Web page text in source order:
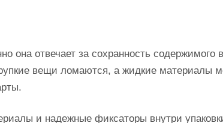
она отвечает за сохранность содержимого
вещи ломаются, а жидкие материалы
и надежные фиксаторы внутри